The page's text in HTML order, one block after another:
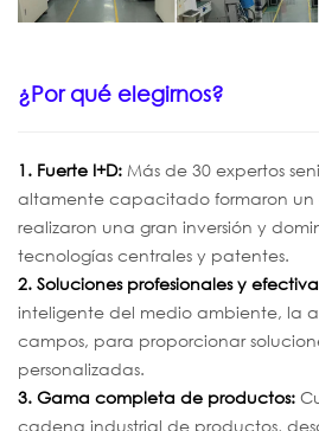
¿Por qué elegirnos?
1. Fuerte I+D: Más de 30 expertos
altamente capacitado formaron un
realizaron una gran inversión y
tecnologías centrales y patentes.
2. Soluciones profesionales y
inteligente del medio ambiente, la
campos, para proporcionar
personalizadas.
3. Gama completa de productos:
cadena industrial de productos,